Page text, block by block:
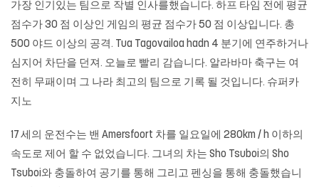
가장 인기있는 팀으로 작별 인사를했습니다. 하프 타임 전에 평균
점수가 30 점 이상인 게임의 평균 점수가 50 점 이상입니다. 총
500 야드 이상의 공격. Tua Tagovailoa hadn 4 분기에 연주하거나
심지어 차단을 던져. 오늘로 빨리 감습니다. 알라바마 축구는 여
전히 무패이며 그 나라 최고의 팀으로 기록 될 것입니다. 슈퍼카
지노
17 세의 운전수는 밴 Amersfoort 차를 일요일에 280km / h 이하의
속도로 제어 할 수 없었습니다. 그녀의 차는 Sho Tsuboi의 Sho
Tsuboi와 충돌하여 공기를 통해 그리고 펜싱을 통해 충돌했습니